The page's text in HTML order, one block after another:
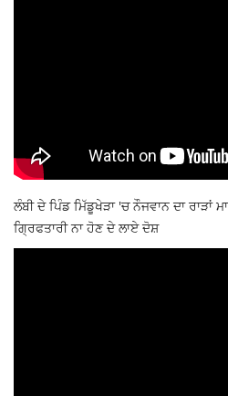
ਲੰਬੀ ਦੇ ਪਿੰਡ ਮਿੱਡੂਖੇੜਾ 'ਚ ਨੌਜਵਾਨ ਦਾ ਰਾੜਾਂ
ਗ੍ਰਿਫਤਾਰੀ ਨਾ ਹੋਣ ਦੇ ਲਾਏ ਦੋਸ਼